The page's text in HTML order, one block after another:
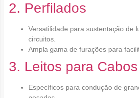
2. Perfilados
Versatilidade para sustentação de
circuitos.
Ampla gama de furações para
3. Leitos para Cabos
Específicos para condução de